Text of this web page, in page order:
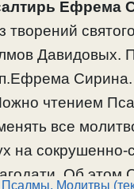
«ПсалмыЕфрема
творений
Давидовых.
Сирина.
чтением
все
на
Об этом
Псалмы, Молитвы